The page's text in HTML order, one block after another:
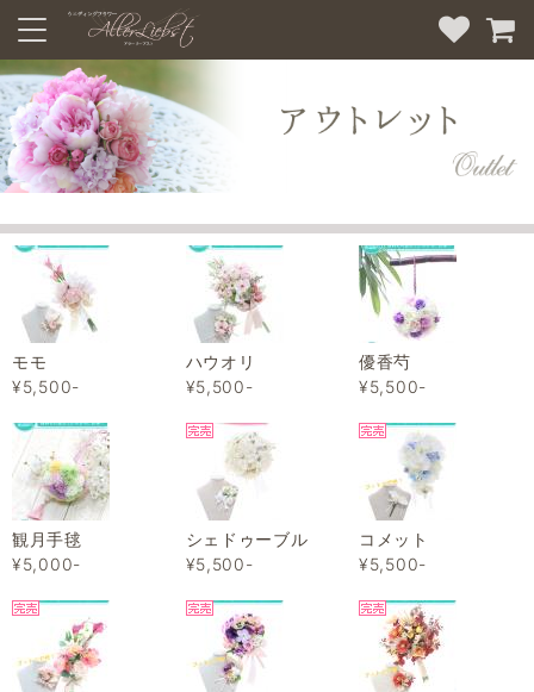
モモ
¥5,500-
ハウオリ
¥5,500-
優香芍
¥5,500-
観月手毬
¥5,000-
シェドゥーブル
¥5,500-
コメット
¥5,500-